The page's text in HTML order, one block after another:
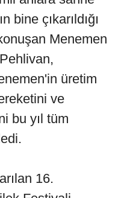
bine çıkarıldığı
Menemen
üretim
ve
bu yıl tüm
16.